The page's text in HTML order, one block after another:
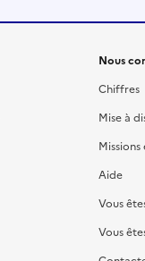
Nous
Chiffres
Mise à
Aide
Vous
Vous